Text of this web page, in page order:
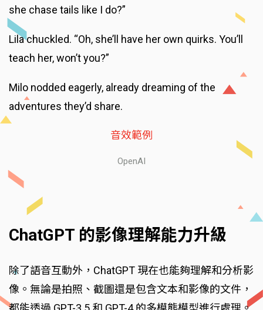
she chase tails like I do?”
Lila chuckled. “Oh, she’ll have her own quirks. You’ll
teach her, won’t you?”
Milo nodded eagerly, already dreaming of the
adventures they’d share.
音效範例
OpenAI
ChatGPT 的影像理解能力升級
除了語音互動外，ChatGPT 現在也能夠理解和分析影
像。無論是拍照、截圖還是包含文本和影像的文件，